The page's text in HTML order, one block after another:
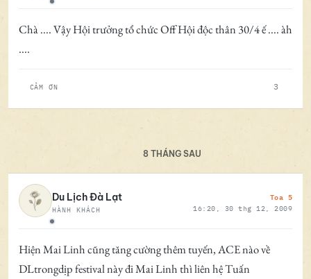
Ngoại tuyến
Chà .... Vậy Hội trưởng tổ chức Off Hội độc thân 30/4 ế .... àh
....
CẢM ƠN 3
8 THÁNG SAU
Ngoại tuyến
Du Lịch Đà Lạt
HÀNH KHÁCH
Toa 5
16:20, 30 thg 12, 2009
Hiện Mai Linh cũng tăng cường thêm tuyến, ACE nào về
DLtrongdịp festival này đi Mai Linh thì liên hệ Tuấn